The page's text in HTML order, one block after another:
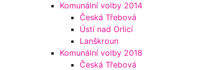
Komunální volby 2014
Česká Třebová
Ústí nad Orlicí
Lanškroun
Komunální volby 2018
Česká Třebová